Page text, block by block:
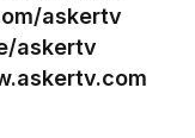
askertv
askertv